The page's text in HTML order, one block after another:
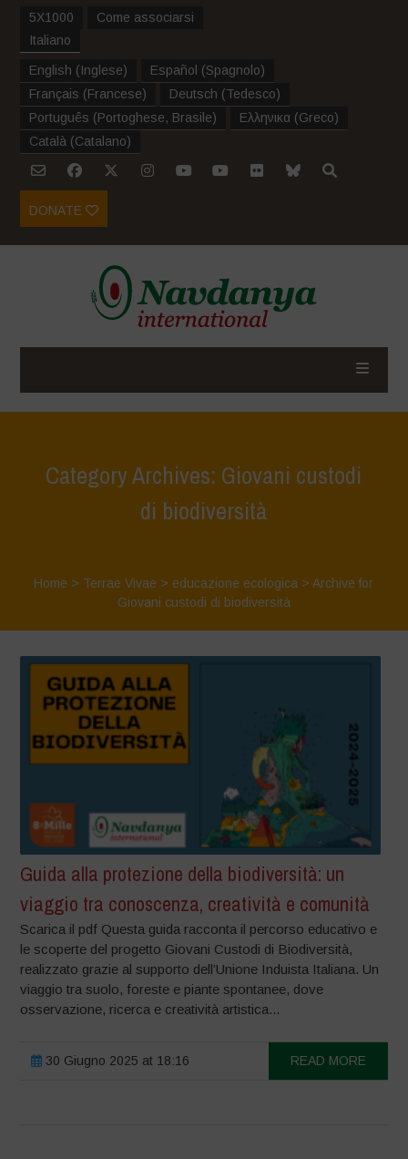
5X1000
Come associarsi
Italiano
English (Inglese) Español (Spagnolo)
Français (Francese) Deutsch (Tedesco)
Português (Portoghese, Brasile) Ελληνικα (Greco)
Català (Catalano)
DONATE
Category Archives: Giovani custodi
di biodiversità
Home > Terrae Vivae > educazione ecologica >Archive for
Giovani custodi di biodiversità
Guida alla protezione della biodiversità: un
viaggio tra conoscenza, creatività e comunità
Scarica il pdf Questa guida racconta il percorso educativo e
le scoperte del progetto Giovani Custodi di Biodiversità,
realizzato grazie al supporto dell’Unione Induista Italiana. Un
viaggio tra suolo, foreste e piante spontanee, dove
osservazione, ricerca e creatività artistica...
30 Giugno 2025 at 18:16 READ MORE